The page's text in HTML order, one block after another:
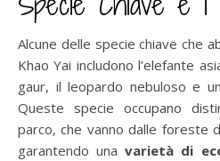
Alcune delle specie chiave che
Khao Yai includono l’elefante
gaur, il leopardo nebuloso e
Queste specie occupano
parco, che vanno dalle foreste
garantendo unavarietà di